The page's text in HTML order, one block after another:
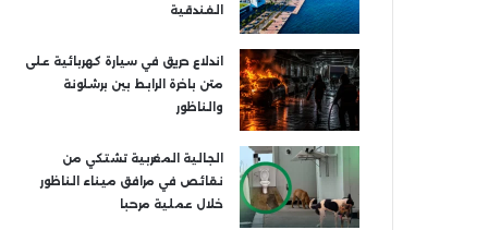
الفندقية
اندلاع حريق في سيارة كهربائية على
متن باخرة الرابط بين برشلونة
والناظور
الجالية المغربية تشتكي من
نقائص في مرافق ميناء الناظور
خلال عملية مرحبا